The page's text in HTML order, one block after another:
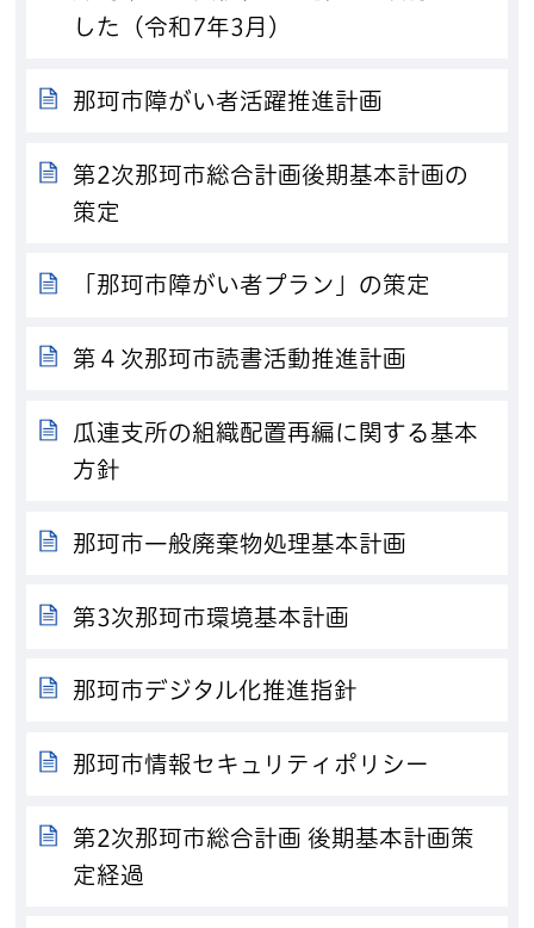
した（令和7年3月）
那珂市障がい者活躍推進計画
第2次那珂市総合計画後期基本計画の
策定
「那珂市障がい者プラン」の策定
第４次那珂市読書活動推進計画
瓜連支所の組織配置再編に関する基本
方針
那珂市一般廃棄物処理基本計画
第3次那珂市環境基本計画
那珂市デジタル化推進指針
那珂市情報セキュリティポリシー
第2次那珂市総合計画 後期基本計画策
定経過